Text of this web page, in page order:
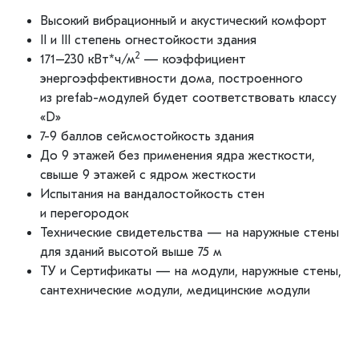
Высокий вибрационный и акустический комфорт
II и III степень огнестойкости здания
171–230 кВт*ч/м2 — коэффициент
энергоэффективности дома, построенного
из prefab-модулей будет соответствовать классу
«D»
7-9 баллов сейсмостойкость здания
До 9 этажей без применения ядра жесткости,
свыше 9 этажей с ядром жесткости
Испытания на вандалостойкость стен
и перегородок
Технические свидетельства — на наружные стены
для зданий высотой выше 75 м
ТУ и Сертификаты — на модули, наружные стены,
сантехнические модули, медицинские модули